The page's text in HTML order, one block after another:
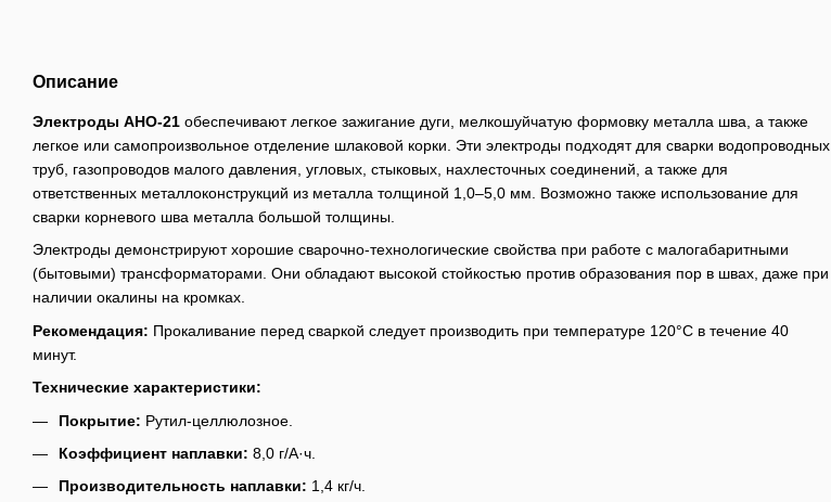
Описание
Электроды АНО-21 обеспечивают легкое зажигание дуги, мелкошуйчатую формовку металла шва, а также
легкое или самопроизвольное отделение шлаковой корки. Эти электроды подходят для сварки водопроводных
труб, газопроводов малого давления, угловых, стыковых, нахлесточных соединений, а также для
ответственных металлоконструкций из металла толщиной 1,0–5,0 мм. Возможно также использование для
сварки корневого шва металла большой толщины.
Электроды демонстрируют хорошие сварочно-технологические свойства при работе с малогабаритными
(бытовыми) трансформаторами. Они обладают высокой стойкостью против образования пор в швах, даже при
наличии окалины на кромках.
Рекомендация: Прокаливание перед сваркой следует производить при температуре 120°C в течение 40
минут.
Технические характеристики:
Покрытие: Рутил-целлюлозное.
Коэффициент наплавки: 8,0 г/А·ч.
Производительность наплавки: 1,4 кг/ч.